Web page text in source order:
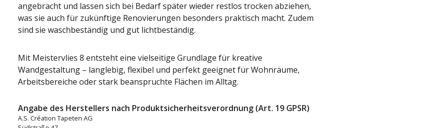
angebracht und lassen sich bei Bedarf später wieder restlos trocken abziehen,
was sie auch für zukünftige Renovierungen besonders praktisch macht. Zudem
sind sie waschbeständig und gut lichtbeständig.
Mit Meistervlies 8 entsteht eine vielseitige Grundlage für kreative
Wandgestaltung – langlebig, flexibel und perfekt geeignet für Wohnräume,
Arbeitsbereiche oder stark beanspruchte Flächen im Alltag.
Angabe des Herstellers nach Produktsicherheitsverordnung (Art. 19 GPSR)
A.S. Création Tapeten AG